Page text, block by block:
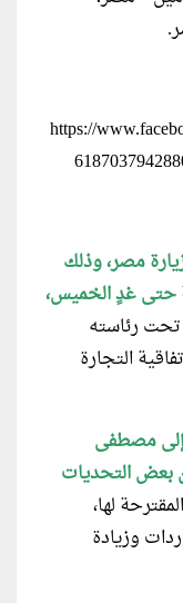
https://
مصر، وذلك
حتى غدٍ الخميس،
رئاسته
التجارة
إلى مصطفى
بعض التحديات
لها،
وزيادة